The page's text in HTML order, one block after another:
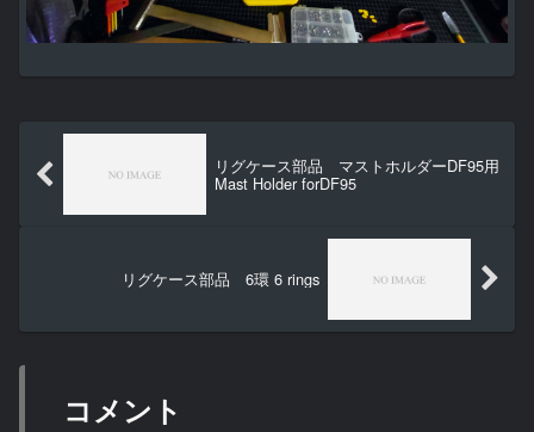
リグケース部品 マストホルダーDF95用
Mast Holder forDF95
リグケース部品 6環 6 rings
コメント